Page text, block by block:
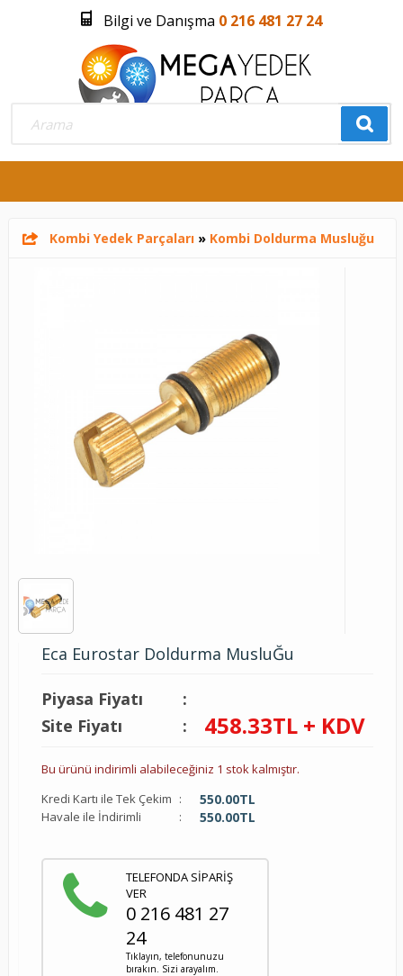
Bilgi ve Danışma 0 216 481 27 24
Üye Girişi Üye Olmak İstiyorum
Kombi Yedek Parçaları» Kombi Doldurma Musluğu
Eca Eurostar Doldurma MusluĞu
Piyasa Fiyatı
:
Site Fiyatı
: 458.33TL + KDV
Bu ürünü indirimli alabileceğiniz 1 stok kalmıştır.
Kredi Kartı ile Tek Çekim : 550.00TL
Havale ile İndirimli : 550.00TL
TELEFONDA SİPARİŞ
VER
0 216 481 27
24
Tıklayın, telefonunuzu
bırakın. Sizi arayalım.